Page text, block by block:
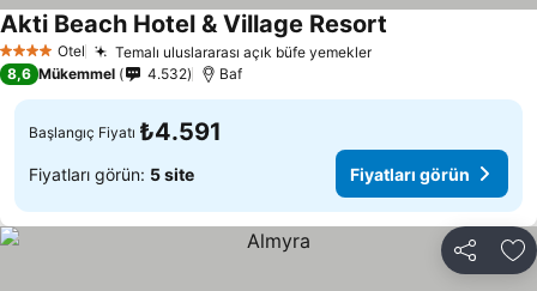
4 Yıldız Otel Temalı uluslararası açık büfe yemeklerFiyatları görün
Akti Beach Hotel & Village Resort
8,6 Mükemmel 4.532 Baf
Başlangıç Fiyatı ₺4.591
Fiyatları görün: 5 site Fiyatları görün
Paylaş